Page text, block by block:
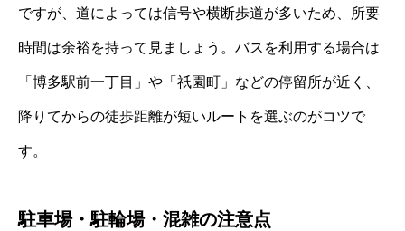
ですが、道によっては信号や横断歩道が多いため、所要
時間は余裕を持って見ましょう。バスを利用する場合は
「博多駅前一丁目」や「祇園町」などの停留所が近く、
降りてからの徒歩距離が短いルートを選ぶのがコツで
す。
駐車場・駐輪場・混雑の注意点